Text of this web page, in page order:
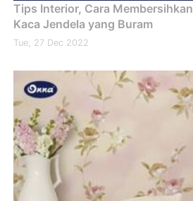
Tips Interior, Cara Membersihkan
Kaca Jendela yang Buram
Tue, 27 Dec 2022